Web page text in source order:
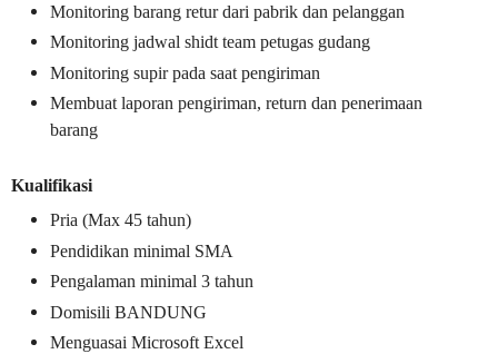
Monitoring barang retur dari pabrik dan pelanggan
Monitoring jadwal shidt team petugas gudang
Monitoring supir pada saat pengiriman
Membuat laporan pengiriman, return dan penerimaan
barang
Kualifikasi
Pria (Max 45 tahun)
Pendidikan minimal SMA
Pengalaman minimal 3 tahun
Domisili BANDUNG
Menguasai Microsoft Excel